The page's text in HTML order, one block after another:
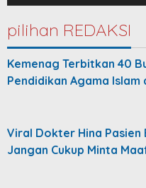
pilihan REDAKSI
Kemenag Terbitkan 40
Pendidikan Agama Islam
Viral Dokter Hina Pasien
Jangan Cukup Minta